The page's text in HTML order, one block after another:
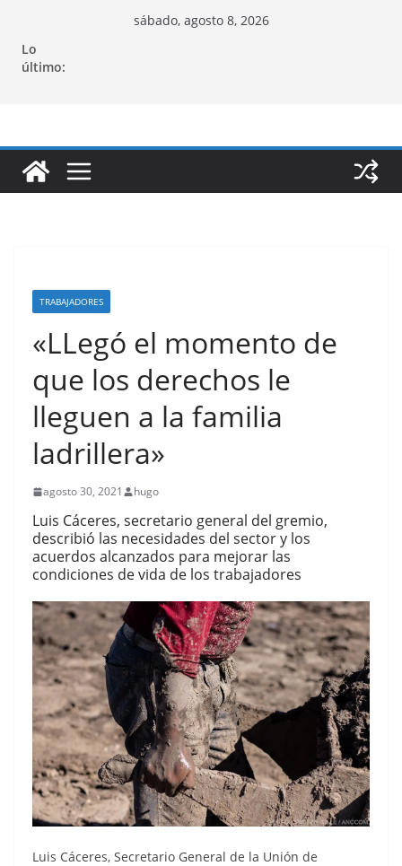
contenido
sábado, agosto 8, 2026
Lo
último:
TRABAJADORES
«LLegó el momento de
que los derechos le
lleguen a la familia
ladrillera»
agosto 30, 2021 hugo
Luis Cáceres, secretario general del gremio,
describió las necesidades del sector y los
acuerdos alcanzados para mejorar las
condiciones de vida de los trabajadores
Luis Cáceres, Secretario General de la Unión de